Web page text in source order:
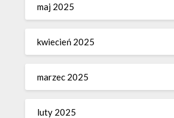
maj 2025
kwiecień 2025
marzec 2025
luty 2025